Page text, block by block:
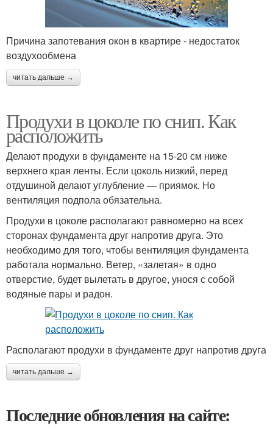
Причина запотевания окон в квартире - недостаток
воздухообмена
читать дальше →
Продухи в цоколе по снип. Как
расположить
Делают продухи в фундаменте на 15-20 см ниже
верхнего края ленты. Если цоколь низкий, перед
отдушиной делают углубление — приямок. Но
вентиляция подпола обязательна.
Продухи в цоколе располагают равномерно на всех
сторонах фундамента друг напротив друга. Это
необходимо для того, чтобы вентиляция фундамента
работала нормально. Ветер, «залетая» в одно
отверстие, будет вылетать в другое, унося с собой
водяные пары и радон.
Располагают продухи в фундаменте друг напротив друга
читать дальше →
Последние обновления на сайте: